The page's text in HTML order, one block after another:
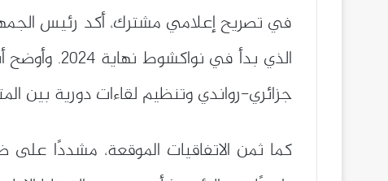
في تصريح إعلامي مشترك، أكد رئيس
الذي بدأ
جزائري-رواندي وتنظيم لقاءات دورية بين
كما ثمن الاتفاقيات الموقعة، مشددًا